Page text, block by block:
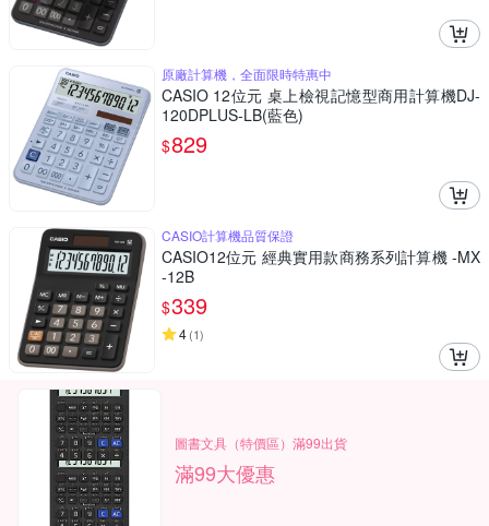
原廠計算機，全面限時特惠中
CASIO 12位元 桌上檢視記憶型商用計算機DJ-
120DPLUS-LB(藍色)
$829
CASIO計算機品質保證
CASIO12位元 經典實用款商務系列計算機 -MX
-12B
$339
4(1)
圖書文具（特價區）滿99出貨
滿99大優惠